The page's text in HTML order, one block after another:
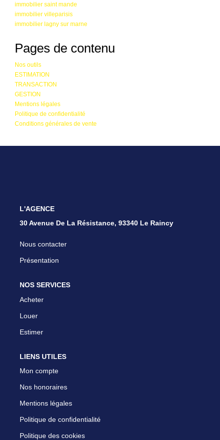
immobilier saint mande
immobilier villeparisis
immobilier lagny sur marne
Pages de contenu
Nos outils
ESTIMATION
TRANSACTION
GESTION
Mentions légales
Politique de confidentialité
Conditions générales de vente
L'AGENCE
30 Avenue De La Résistance, 93340 Le Raincy
Nous contacter
Présentation
NOS SERVICES
Acheter
Louer
Estimer
LIENS UTILES
Mon compte
Nos honoraires
Mentions légales
Politique de confidentialité
Politique des cookies